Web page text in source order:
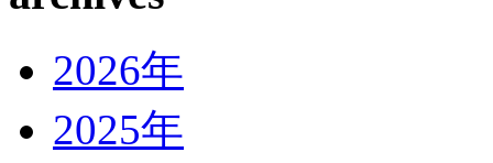
2026年
2025年